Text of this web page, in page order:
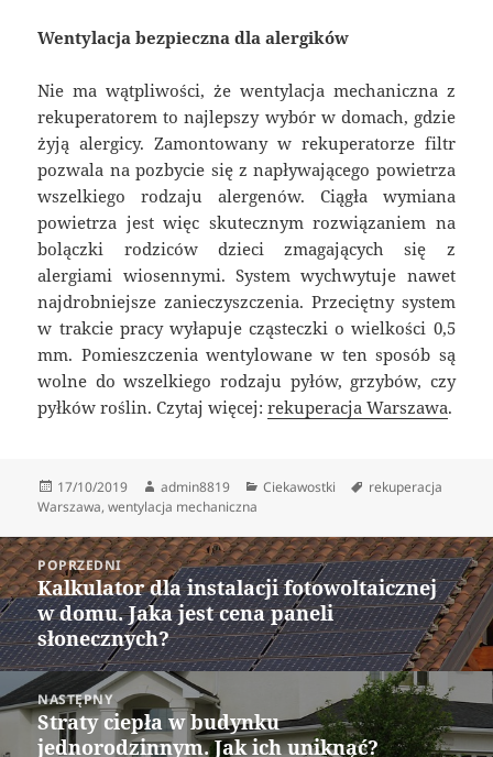
Wentylacja bezpieczna dla alergików
Nie ma wątpliwości, że wentylacja mechaniczna z
rekuperatorem to najlepszy wybór w domach, gdzie
żyją alergicy. Zamontowany w rekuperatorze filtr
pozwala na pozbycie się z napływającego powietrza
wszelkiego rodzaju alergenów. Ciągła wymiana
powietrza jest więc skutecznym rozwiązaniem na
bolączki rodziców dzieci zmagających się z
alergiami wiosennymi. System wychwytuje nawet
najdrobniejsze zanieczyszczenia. Przeciętny system
w trakcie pracy wyłapuje cząsteczki o wielkości 0,5
mm. Pomieszczenia wentylowane w ten sposób są
wolne do wszelkiego rodzaju pyłów, grzybów, czy
pyłków roślin. Czytaj więcej:rekuperacja Warszawa.
Data
publikacji
17/10/2019 Autor
admin8819 Kategorie
Ciekawostki Tagi
rekuperacja
Warszawa,wentylacja mechaniczna
Nawigacja
wpisuPOPRZEDNI
Poprzedni
wpis:
Kalkulator dla instalacji fotowoltaicznej
w domu. Jaka jest cena paneli
słonecznych?
NASTĘPNY
Następny
wpis:
Straty ciepła w budynku
jednorodzinnym. Jak ich uniknąć?